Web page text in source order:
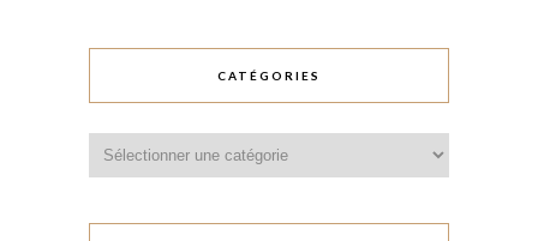
CATÉGORIES